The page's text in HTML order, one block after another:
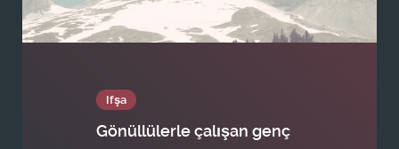
Ifşa
Gönüllülerle çalışan genç